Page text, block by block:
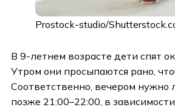
Prostock-studio/
В 9-летнем возрасте дети спят
Утром они просыпаются рано,
Соответственно, вечером нужно
позже 21:00–22:00, в